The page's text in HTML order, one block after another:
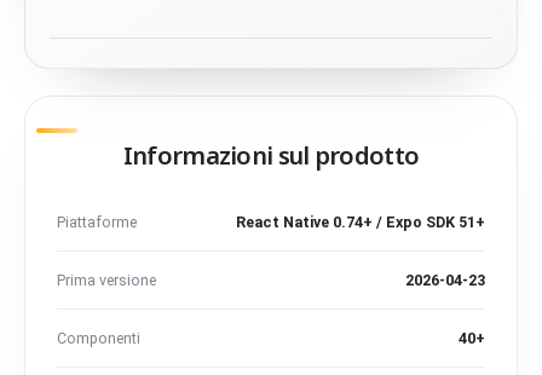
Informazioni sul prodotto
Piattaforme React Native 0.74+ / Expo SDK 51+
Prima versione 2026-04-23
Componenti 40+